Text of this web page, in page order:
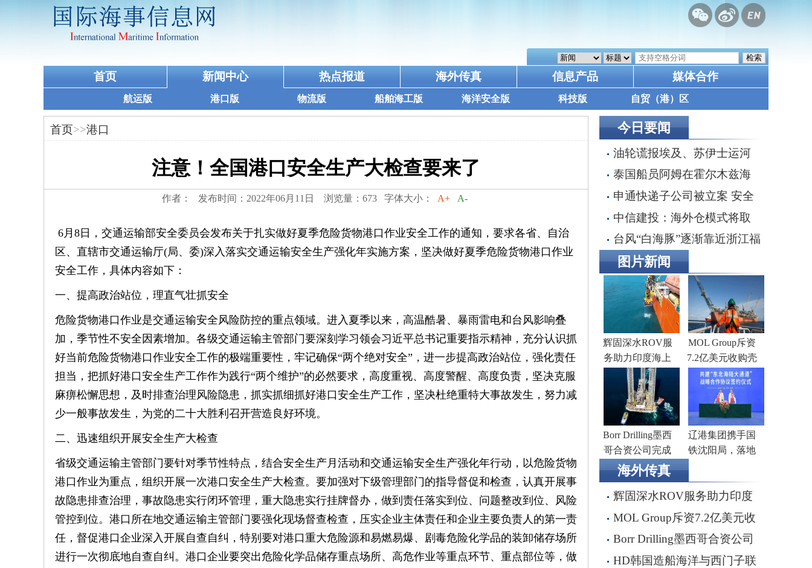
首页 新闻中心 热点报道 海外传真 信息产品 媒体合作
航运版 港口版 物流版 船舶海工版 海洋安全版 科技版 自贸（港）区
首页>>港口
注意！全国港口安全生产大检查要来了
作者： 发布时间：2022年06月11日 浏览量：673 字体大小： A+ A-
6月8日，交通运输部安全委员会发布关于扎实做好夏季危险货物港口作业安全工作的通知，要求各省、自治
区、直辖市交通运输厅(局、委)深入落实交通运输安全生产强化年实施方案，坚决做好夏季危险货物港口作业
安全工作，具体内容如下：
一、提高政治站位，理直气壮抓安全
危险货物港口作业是交通运输安全风险防控的重点领域。进入夏季以来，高温酷暑、暴雨雷电和台风影响叠
加，季节性不安全因素增加。各级交通运输主管部门要深刻学习领会习近平总书记重要指示精神，充分认识抓
好当前危险货物港口作业安全工作的极端重要性，牢记确保“两个绝对安全”，进一步提高政治站位，强化责任
担当，把抓好港口安全生产工作作为践行“两个维护”的必然要求，高度重视、高度警醒、高度负责，坚决克服
麻痹松懈思想，及时排查治理风险隐患，抓实抓细抓好港口安全生产工作，坚决杜绝重特大事故发生，努力减
少一般事故发生，为党的二十大胜利召开营造良好环境。
二、迅速组织开展安全生产大检查
省级交通运输主管部门要针对季节性特点，结合安全生产月活动和交通运输安全生产强化年行动，以危险货物
港口作业为重点，组织开展一次港口安全生产大检查。要加强对下级管理部门的指导督促和检查，认真开展事
故隐患排查治理，事故隐患实行闭环管理，重大隐患实行挂牌督办，做到责任落实到位、问题整改到位、风险
管控到位。港口所在地交通运输主管部门要强化现场督查检查，压实企业主体责任和企业主要负责人的第一责
任，督促港口企业深入开展自查自纠，特别要对港口重大危险源和易燃易爆、剧毒危险化学品的装卸储存场所
进行一次彻底地自查自纠。港口企业要突出危险化学品储存重点场所、高危作业等重点环节、重点部位等，做
今日要闻
油轮谎报埃及、苏伊士运河
为目的港，掩盖沙特红海装货行
泰国船员阿姆在霍尔木兹海
峡遭枪击身亡 遗体运抵家乡
申通快递子公司被立案 安全
事故频发引监管追责 30亿融资
搁浅数智化转型承压
中信建投：海外仓模式将取
代直邮成为主流 具全链条能力
端到端整合者将最终胜出
台风“白海豚”逐渐靠近浙江福
建 沿海多地停航停工应对防范
图片新闻
辉固深水ROV服
务助力印度海上
钻井作业
MOL Group斥资
7.2亿美元收购壳
牌旗下塞浦路斯
子公司
Borr Drilling墨西
哥合资公司完成
五座钻井平台收
购，交易额2.87亿
美元
辽港集团携手国
铁沈阳局，落地
目
海外传真
辉固深水ROV服务助力印度
海上钻井作业
MOL Group斥资7.2亿美元收
购壳牌旗下塞浦路斯子公司
Borr Drilling墨西哥合资公司
完成五座钻井平台收购，交易额
HD韩国造船海洋与西门子联